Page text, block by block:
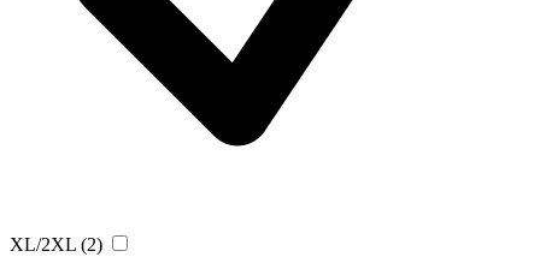
XL/2XL (2)